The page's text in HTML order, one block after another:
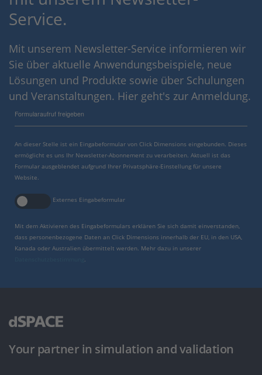
Service.
Mit unserem Newsletter-Service informieren wir
Sie über aktuelle Anwendungsbeispiele, neue
Lösungen und Produkte sowie über Schulungen
und Veranstaltungen. Hier geht's zur Anmeldung.
Formularaufruf freigeben
An dieser Stelle ist ein Eingabeformular von Click Dimensions eingebunden. Dieses
ermöglicht es uns Ihr Newsletter-Abonnement zu verarbeiten. Aktuell ist das
Formular ausgeblendet aufgrund Ihrer Privatsphäre-Einstellung für unsere
Website.
Externes Eingabeformular
Mit dem Aktivieren des Eingabeformulars erklären Sie sich damit einverstanden,
dass personenbezogene Daten an Click Dimensions innerhalb der EU, in den USA,
Kanada oder Australien übermittelt werden. Mehr dazu in unserer
Your partner in simulation and validation